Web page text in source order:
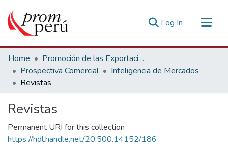
Log In (current)
Communities & Collections
All of DSpace
Statistics
Home
Promoción de las Exportaciones
Prospectiva Comercial
Inteligencia de Mercados
Revistas
Revistas
Permanent URI for this collection
https://hdl.handle.net/20.500.14152/186